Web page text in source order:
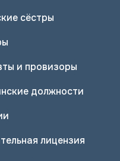
сёстры
и провизоры
должности
лицензия